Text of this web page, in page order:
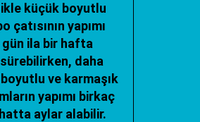
küçük boyutlu
çatısının yapımı
gün ila bir hafta
daha
ve karmaşık
yapımı birkaç
aylar alabilir.